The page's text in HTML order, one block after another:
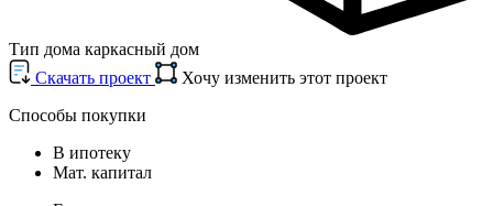
Тип дома каркасный дом
Cкачать проект
Хочу изменить этот проект
Способы покупки
В ипотеку
Мат. капитал